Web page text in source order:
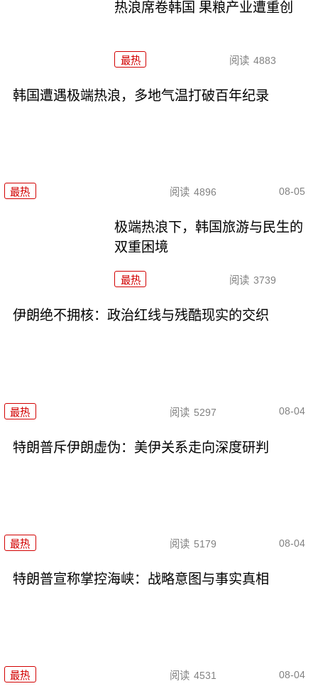
热浪席卷韩国 果粮产业遭重创
最热 阅读 4883
韩国遭遇极端热浪，多地气温打破百年纪录
最热 阅读 4896 08-05
极端热浪下，韩国旅游与民生的
双重困境
最热 阅读 3739
伊朗绝不拥核：政治红线与残酷现实的交织
最热 阅读 5297 08-04
特朗普斥伊朗虚伪：美伊关系走向深度研判
最热 阅读 5179 08-04
特朗普宣称掌控海峡：战略意图与事实真相
最热 阅读 4531 08-04